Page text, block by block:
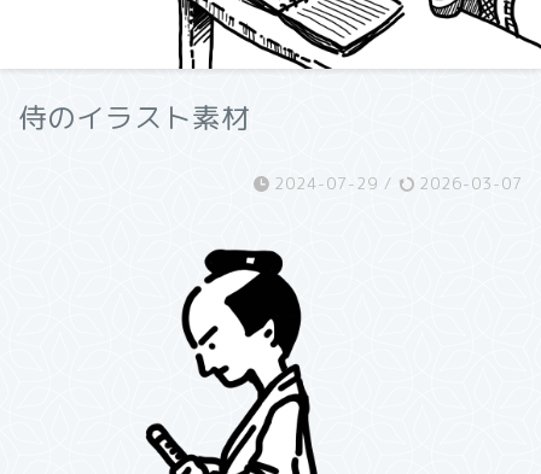
侍のイラスト素材
2024-07-29 / 2026-03-07